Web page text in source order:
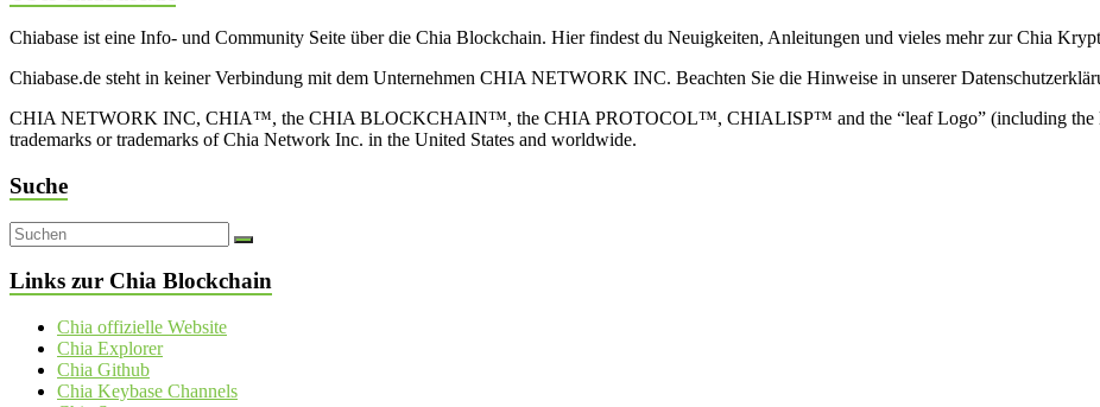
Chiabase ist eine Info- und Community Seite über die Chia Blockchain. Hier findest du Neuigkeiten, Anleitungen und vieles mehr zur Chia
Chiabase.de steht in keiner Verbindung mit dem Unternehmen CHIA NETWORK INC. Beachten Sie die Hinweise in unserer
CHIA NETWORK INC, CHIA™, the CHIA BLOCKCHAIN™, the CHIA PROTOCOL™, CHIALISP™ and the “leaf Logo” (including the
trademarks or trademarks of Chia Network Inc. in the United States and worldwide.
Suche
Links zur Chia Blockchain
Chia offizielle Website
Chia Explorer
Chia Github
Chia Keybase Channels